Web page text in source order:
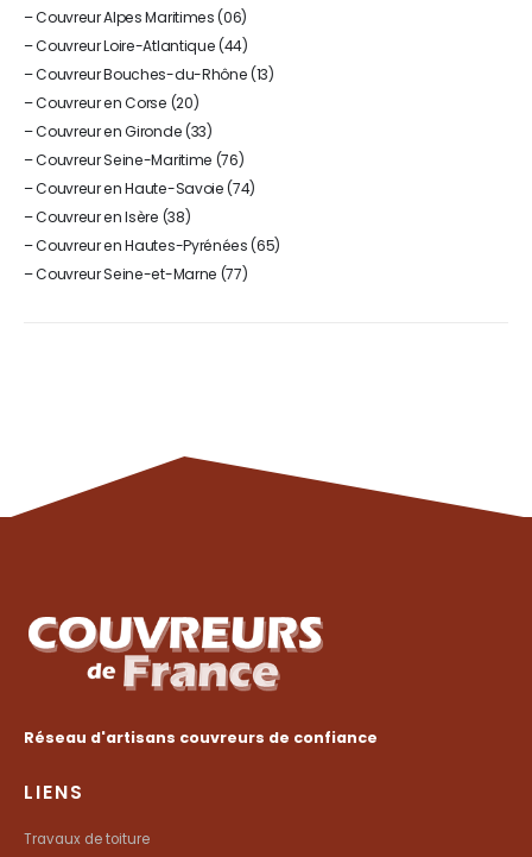
– Couvreur Alpes Maritimes (06)
–Couvreur Loire-Atlantique (44)
–Couvreur Bouches-du-Rhône (13)
–Couvreur en Corse (20)
–Couvreur en Gironde (33)
–Couvreur Seine-Maritime (76)
–Couvreur en Haute-Savoie (74)
–Couvreur en Isère (38)
–Couvreur en Hautes-Pyrénées (65)
–Couvreur Seine-et-Marne (77)
Réseau d'artisans couvreurs de confiance
LIENS
Travaux de toiture